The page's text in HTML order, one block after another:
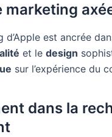
marketing
est ancrée
et le design
sur l’expérience du
dans la